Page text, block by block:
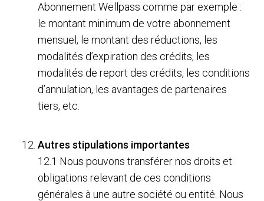
Abonnement Wellpass comme par exemple :
le montant minimum de votre abonnement
mensuel, le montant des réductions, les
modalités d’expiration des crédits, les
modalités de report des crédits, les conditions
d’annulation, les avantages de partenaires
tiers, etc.
Autres stipulations importantes
12.1 Nous pouvons transférer nos droits et
obligations relevant de ces conditions
générales à une autre société ou entité. Nous